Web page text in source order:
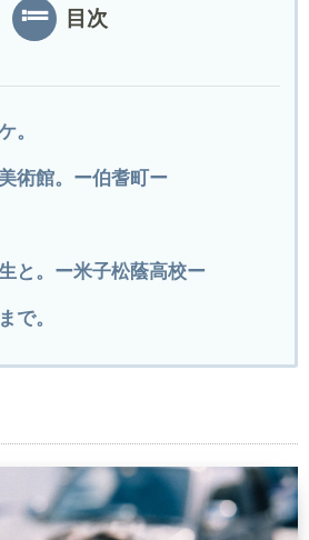
目次
。
術館。ー伯耆町ー
と。ー米子松蔭高校ー
で。